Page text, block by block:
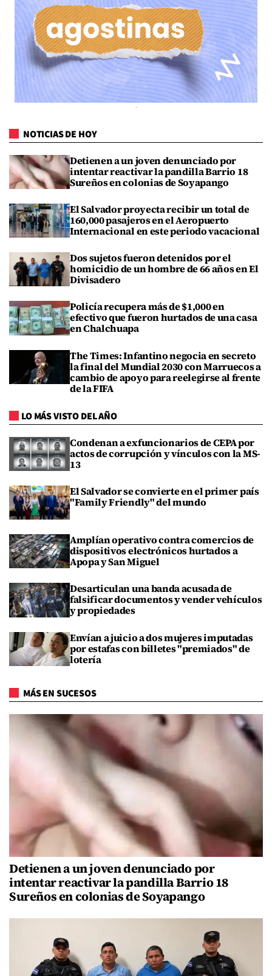
NOTICIAS DE HOY
Detienen a un joven denunciado por
intentar reactivar la pandilla Barrio 18
Sureños en colonias de Soyapango
El Salvador proyecta recibir un total de
160,000 pasajeros en el Aeropuerto
Internacional en este periodo vacacional
Dos sujetos fueron detenidos por el
homicidio de un hombre de 66 años en El
Divisadero
Policía recupera más de $1,000 en
efectivo que fueron hurtados de una casa
en Chalchuapa
The Times: Infantino negocia en secreto
la final del Mundial 2030 con Marruecos a
cambio de apoyo para reelegirse al frente
de la FIFA
LO MÁS VISTO DEL AÑO
Condenan a exfuncionarios de CEPA por
actos de corrupción y vínculos con la MS-
13
El Salvador se convierte en el primer país
"Family Friendly" del mundo
Amplían operativo contra comercios de
dispositivos electrónicos hurtados a
Apopa y San Miguel
Desarticulan una banda acusada de
falsificar documentos y vender vehículos
y propiedades
Envían a juicio a dos mujeres imputadas
por estafas con billetes "premiados" de
lotería
MÁS EN SUCESOS
Detienen a un joven denunciado por
intentar reactivar la pandilla Barrio 18
Sureños en colonias de Soyapango